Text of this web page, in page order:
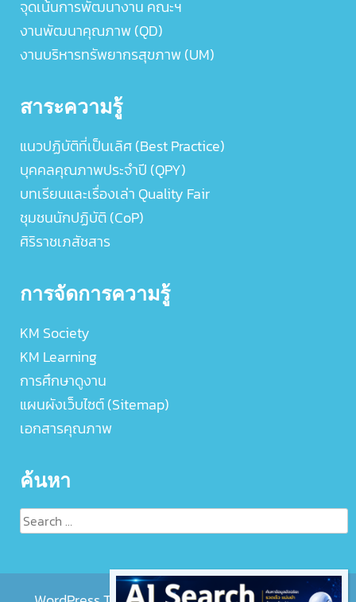
จุดเน้นการพัฒนางาน คณะฯ
งานพัฒนาคุณภาพ (QD)
งานบริหารทรัพยากรสุขภาพ (UM)
สาระความรู้
แนวปฏิบัติที่เป็นเลิศ (Best Practice)
บุคคลคุณภาพประจำปี (QPY)
บทเรียนและเรื่องเล่า Quality Fair
ชุมชนนักปฏิบัติ (CoP)
ศิริราชเภสัชสาร
การจัดการความรู้
KM Society
KM Learning
การศึกษาดูงาน
แผนผังเว็บไซต์ (Sitemap)
เอกสารคุณภาพ
ค้นหา
Search
for: